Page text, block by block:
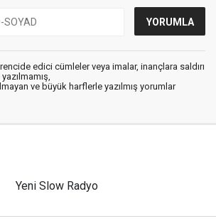
edici cümleler veya imalar, inançlara saldırı
ve büyük harflerle yazılmış yorumlar
Yeni Slow Radyo